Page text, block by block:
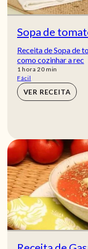
Sopa de
Receita de Sopa de
como cozinhar a rec
1 hora
hora 20min
min
Fácil
VER RECEITA